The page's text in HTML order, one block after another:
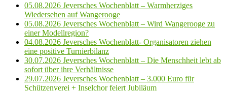
05.08.2026 Jeversches Wochenblatt – Warmherziges
Wiedersehen auf Wangerooge
05.08.2026 Jeversches Wochenblatt – Wird Wangerooge zu
einer Modellregion?
04.08.2026 Jeversches Wochenblatt- Organisatoren ziehen
eine positive Turnierbilanz
30.07.2026 Jeversches Wochenblatt – Die Menschheit lebt ab
sofort über ihre Verhältnisse
29.07.2026 Jeversches Wochenblatt – 3.000 Euro für
Schützenverei + Inselchor feiert Jubiläum